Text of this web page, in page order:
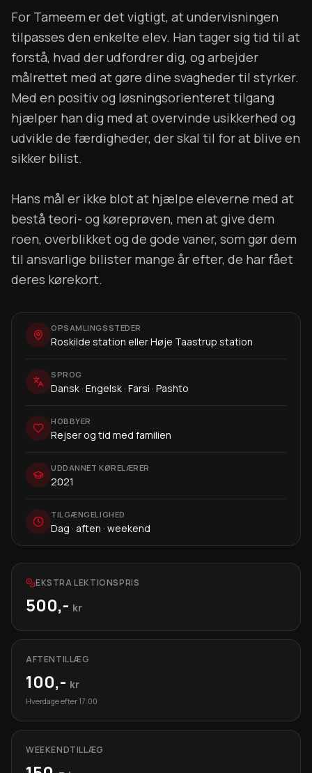
For Tameem er det vigtigt, at undervisningen
tilpasses den enkelte elev. Han tager sig tid til at
forstå, hvad der udfordrer dig, og arbejder
målrettet med at gøre dine svagheder til styrker.
Med en positiv og løsningsorienteret tilgang
hjælper han dig med at overvinde usikkerhed og
udvikle de færdigheder, der skal til for at blive en
sikker bilist.
Hans mål er ikke blot at hjælpe eleverne med at
bestå teori- og køreprøven, men at give dem
roen, overblikket og de gode vaner, som gør dem
til ansvarlige bilister mange år efter, de har fået
deres kørekort.
OPSAMLINGSSTEDER
Roskilde station eller Høje Taastrup station
SPROG
Dansk · Engelsk · Farsi · Pashto
HOBBYER
Rejser og tid med familien
UDDANNET KØRELÆRER
2021
TILGÆNGELIGHED
Dag · aften · weekend
EKSTRA LEKTIONSPRIS
500,- kr
AFTENTILLÆG
100,- kr
Hverdage efter 17:00
WEEKENDTILLÆG